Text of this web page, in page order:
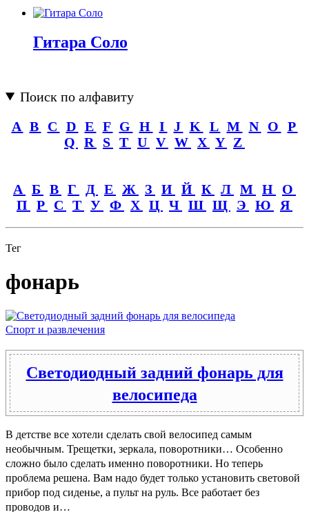
Гитара Соло
Поиск по алфавиту
A B C D E F G H I J K L M N O
P
Q
R S T U V W X Y Z
А Б В Г Д Е Ж З И Й К Л М Н
О
П Р С Т У Ф Х Ц Ч Ш Щ Э Ю Я
Тег
фонарь
Спорт и развлечения
Светодиодный задний фонарь для
велосипеда
В детстве все хотели сделать свой велосипед самым
необычным. Трещетки, зеркала, поворотники… Особенно
сложно было сделать именно поворотники. Но теперь
проблема решена. Вам надо будет только установить световой
прибор под сиденье, а пульт на руль. Все работает без
проводов и…